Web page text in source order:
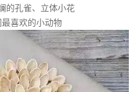
的孔雀、立体小花
喜欢的小动物